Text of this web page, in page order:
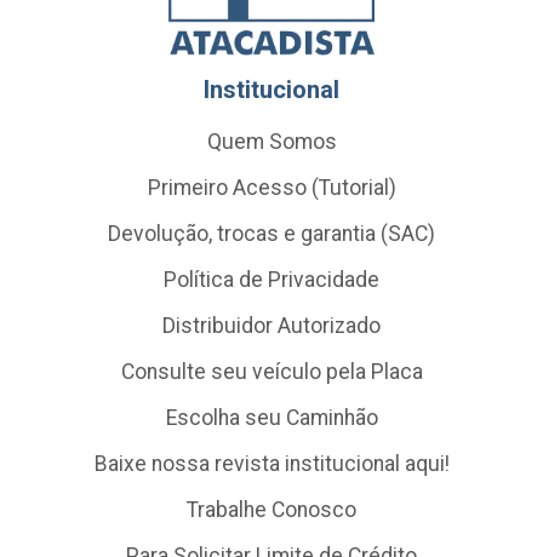
Institucional
Quem Somos
Primeiro Acesso (Tutorial)
Devolução, trocas e garantia (SAC)
Política de Privacidade
Distribuidor Autorizado
Consulte seu veículo pela Placa
Escolha seu Caminhão
Baixe nossa revista institucional aqui!
Trabalhe Conosco